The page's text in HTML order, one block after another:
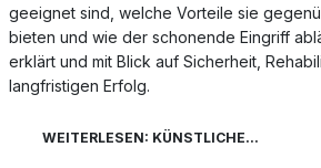
geeignet sind, welche Vorteile sie
bieten und wie der schonende Eingriff
erklärt und mit Blick auf Sicherheit,
langfristigen Erfolg.
WEITERLESEN: KÜNSTLICHE...